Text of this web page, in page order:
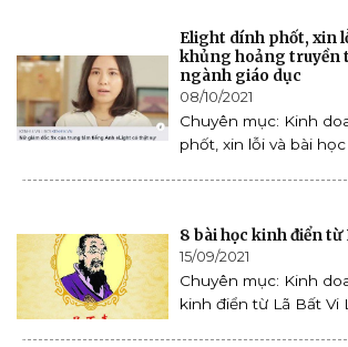
Elight dính phốt, xin
khủng hoảng truyền
ngành giáo dục
08/10/2021
Chuyên mục: Kinh
phốt, xin lỗi và bài
8 bài học kinh điển từ
15/09/2021
Chuyên mục: Kinh
kinh điển từ Lã Bất Vi